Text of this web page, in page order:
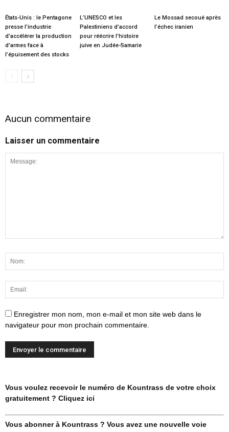
États-Unis : le Pentagone
presse l’industrie
d’accélérer la production
d’armes face à
l’épuisement des stocks
L’UNESCO et les
Palestiniens d’accord
pour réécrire l’histoire
juive en Judée-Samarie
Le Mossad secoué après
l’échec iranien
Aucun commentaire
Laisser un commentaire
Enregistrer mon nom, mon e-mail et mon site web dans le
navigateur pour mon prochain commentaire.
Vous voulez recevoir le numéro de Kountrass de votre choix
gratuitement ? Cliquez ici
Vous abonner à Kountrass ? Vous avez une nouvelle voie